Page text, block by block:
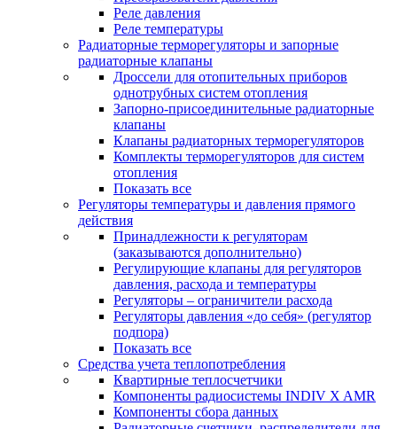
Реле давления
Реле температуры
Радиаторные терморегуляторы и запорные
радиаторные клапаны
Дроссели для отопительных приборов
однотрубных систем отопления
Запорно-присоединительные радиаторные
клапаны
Клапаны радиаторных терморегуляторов
Комплекты терморегуляторов для систем
отопления
Показать все
Регуляторы температуры и давления прямого
действия
Принадлежности к регуляторам
(заказываются дополнительно)
Регулирующие клапаны для регуляторов
давления, расхода и температуры
Регуляторы – ограничители расхода
Регуляторы давления «до себя» (регулятор
подпора)
Показать все
Средства учета теплопотребления
Квартирные теплосчетчики
Компоненты радиосистемы INDIV X AMR
Компоненты сбора данных